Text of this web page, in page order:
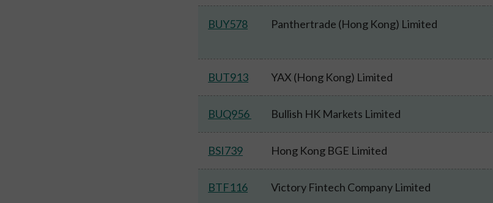
BUY578 Panthertrade (Hong Kong) Limited
BUT913 YAX (Hong Kong) Limited
BUQ956 Bullish HK Markets Limited
BSI739 Hong Kong BGE Limited
BTF116 Victory Fintech Company Limited